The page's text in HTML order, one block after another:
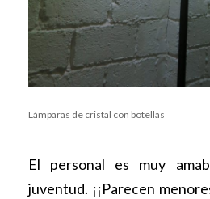
Lámparas de cristal con botellas
El personal es muy
juventud. ¡¡Parecen